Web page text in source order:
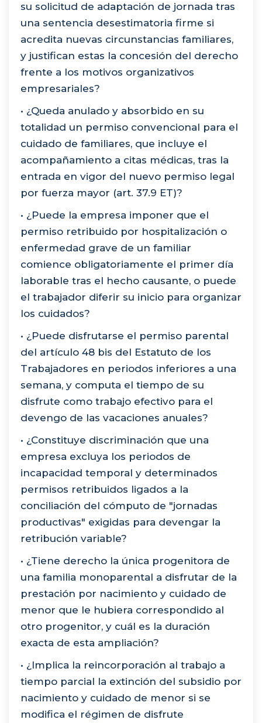
su solicitud de adaptación de jornada tras
una sentencia desestimatoria firme si
acredita nuevas circunstancias familiares,
y justifican estas la concesión del derecho
frente a los motivos organizativos
empresariales?
• ¿Queda anulado y absorbido en su
totalidad un permiso convencional para el
cuidado de familiares, que incluye el
acompañamiento a citas médicas, tras la
entrada en vigor del nuevo permiso legal
por fuerza mayor (art. 37.9 ET)?
• ¿Puede la empresa imponer que el
permiso retribuido por hospitalización o
enfermedad grave de un familiar
comience obligatoriamente el primer día
laborable tras el hecho causante, o puede
el trabajador diferir su inicio para organizar
los cuidados?
• ¿Puede disfrutarse el permiso parental
del artículo 48 bis del Estatuto de los
Trabajadores en periodos inferiores a una
semana, y computa el tiempo de su
disfrute como trabajo efectivo para el
devengo de las vacaciones anuales?
• ¿Constituye discriminación que una
empresa excluya los periodos de
incapacidad temporal y determinados
permisos retribuidos ligados a la
conciliación del cómputo de "jornadas
productivas" exigidas para devengar la
retribución variable?
• ¿Tiene derecho la única progenitora de
una familia monoparental a disfrutar de la
prestación por nacimiento y cuidado de
menor que le hubiera correspondido al
otro progenitor, y cuál es la duración
exacta de esta ampliación?
• ¿Implica la reincorporación al trabajo a
tiempo parcial la extinción del subsidio por
nacimiento y cuidado de menor si se
modifica el régimen de disfrute